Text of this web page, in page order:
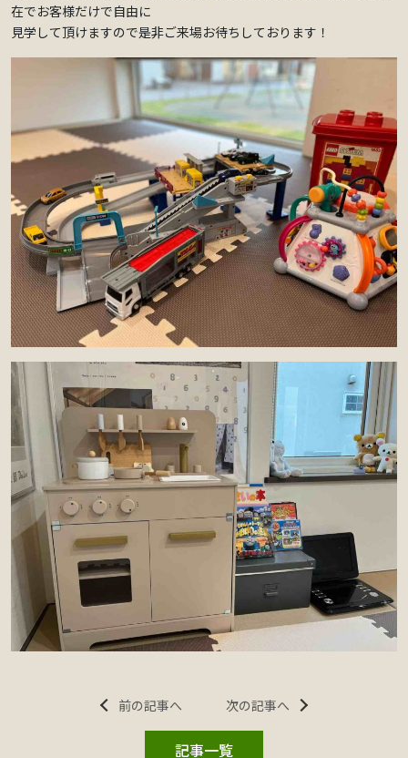
在でお客様だけで自由に
見学して頂けますので是非ご来場お待ちしております！
前の記事へ 次の記事へ
記事一覧